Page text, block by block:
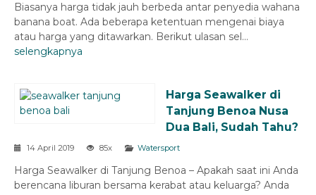
Biasanya harga tidak jauh berbeda antar penyedia wahana
banana boat. Ada beberapa ketentuan mengenai biaya
atau harga yang ditawarkan. Berikut ulasan sel...
selengkapnya
Harga Seawalker di
Tanjung Benoa Nusa
Dua Bali, Sudah Tahu?
14 April 2019 85x Watersport
Harga Seawalker di Tanjung Benoa – Apakah saat ini Anda
berencana liburan bersama kerabat atau keluarga? Anda